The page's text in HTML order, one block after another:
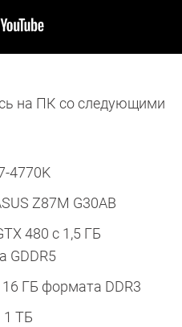
на ПК со следующими
4770K
Z87M G30AB
480 с 1,5 ГБ
GDDR5
ГБ формата DDR3
1 ТБ